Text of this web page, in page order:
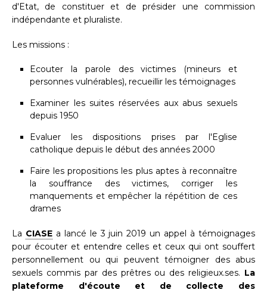
d'Etat, de constituer et de présider une commission
indépendante et pluraliste.
Les missions :
Ecouter la parole des victimes (mineurs et
personnes vulnérables), recueillir les témoignages
Examiner les suites réservées aux abus sexuels
depuis 1950
Evaluer les dispositions prises par l'Eglise
catholique depuis le début des années 2000
Faire les propositions les plus aptes à reconnaître
la souffrance des victimes, corriger les
manquements et empêcher la répétition de ces
drames
La CIASEa lancé le 3 juin 2019 un appel à témoignages
pour écouter et entendre celles et ceux qui ont souffert
personnellement ou qui peuvent témoigner des abus
sexuels commis par des prêtres ou des religieux.ses. La
plateforme d'écoute et de collecte des